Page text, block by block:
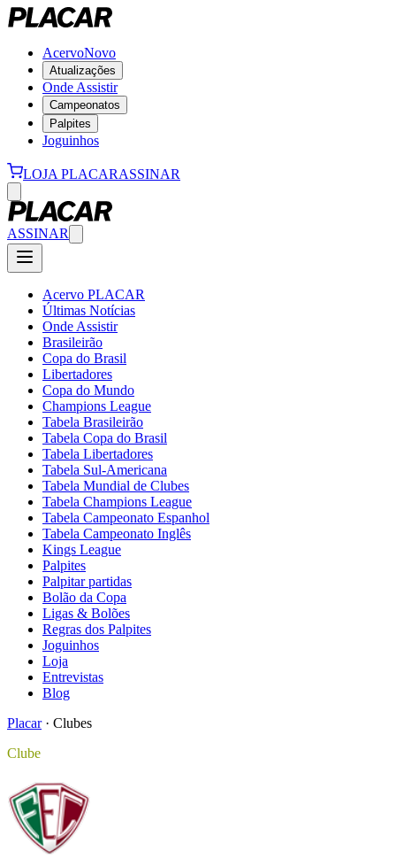
AcervoNovo
Atualizações
Onde Assistir
Campeonatos
Palpites
Joguinhos
LOJA PLACARASSINAR
ASSINAR
Acervo PLACAR
Últimas Notícias
Onde Assistir
Brasileirão
Copa do Brasil
Libertadores
Copa do Mundo
Champions League
Tabela Brasileirão
Tabela Copa do Brasil
Tabela Libertadores
Tabela Sul-Americana
Tabela Mundial de Clubes
Tabela Champions League
Tabela Campeonato Espanhol
Tabela Campeonato Inglês
Kings League
Palpites
Palpitar partidas
Bolão da Copa
Ligas & Bolões
Regras dos Palpites
Joguinhos
Loja
Entrevistas
Blog
Placar · Clubes
Clube